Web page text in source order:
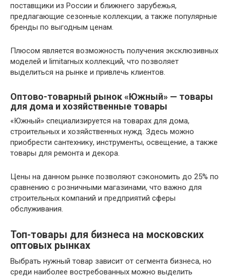
поставщики из России и ближнего зарубежья,
предлагающие сезонные коллекции, а также популярные
бренды по выгодным ценам.
Плюсом является возможность получения эксклюзивных
моделей и limitarных коллекций, что позволяет
выделиться на рынке и привлечь клиентов.
Оптово-товарный рынок «Южный» — товары
для дома и хозяйственные товары
«Южный» специализируется на товарах для дома,
строительных и хозяйственных нужд. Здесь можно
приобрести сантехнику, инструменты, освещение, а также
товары для ремонта и декора.
Цены на данном рынке позволяют сэкономить до 25% по
сравнению с розничными магазинами, что важно для
строительных компаний и предприятий сферы
обслуживания.
Топ-товары для бизнеса на московских
оптовых рынках
Выбрать нужный товар зависит от сегмента бизнеса, но
среди наиболее востребованных можно выделить